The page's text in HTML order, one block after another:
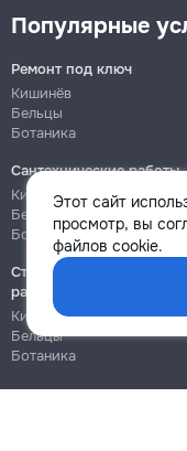
Этот сайт
просмотр, вы
файлов cookie.
Популярные
Ремонт под ключ
Кишинёв
Бельцы
Ботаника
Сантехнические работы
Кишинёв
Бельцы
Ботаника
Строительно-монтажные
работы
Кишинёв
Бельцы
Ботаника